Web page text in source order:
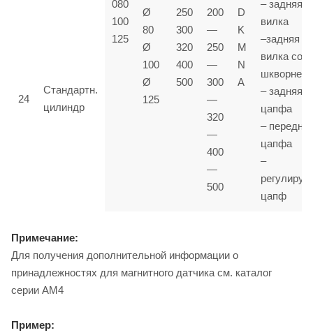
080
100
125
Ø
80
Ø
100
Ø
125
250
300
320
400
500
200
—
250
—
300
—
320
—
400
—
500
D
K
M
N
A
– задняя
вилка
–задняя
вилка со
шкворнем
– задняя
цапфа
–
цапфа
–
цапф
24
Стандартн.
цилиндр
Примечание:
Для получения дополнительной информации о
принадлежностях для магнитного датчика см. каталог
серии AM4
Пример: